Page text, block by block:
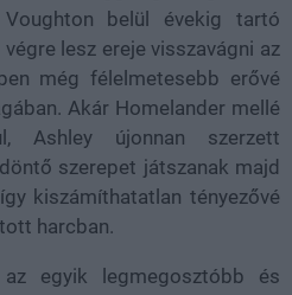
belül évekig tartó
lesz ereje visszavágni az
még félelmetesebb erővé
Akár Homelander mellé
Ashley újonnan szerzett
szerepet játszanak majd
kiszámíthatatlan tényezővé
harcban.
egyik legmegosztóbb és